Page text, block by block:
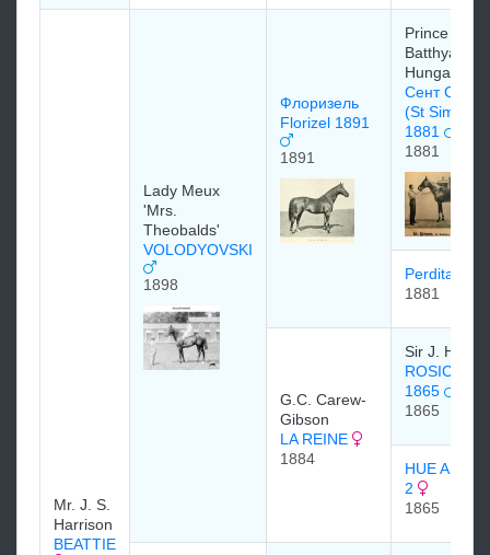
Mr. J. S.
Harrison
BEATTIE
Lady Meux
'Mrs.
Theobalds'
VOLODYOVSKI
1898
Флоризeль
Florizel 1891
1891
Prince
Batthyany of
Hungary
Сент
(St Simon)
1881
1881
Perdita
1881
G.C. Carew-
Gibson
LA REINE
1884
Sir J.
1865
1865
HUE AND
2
1865